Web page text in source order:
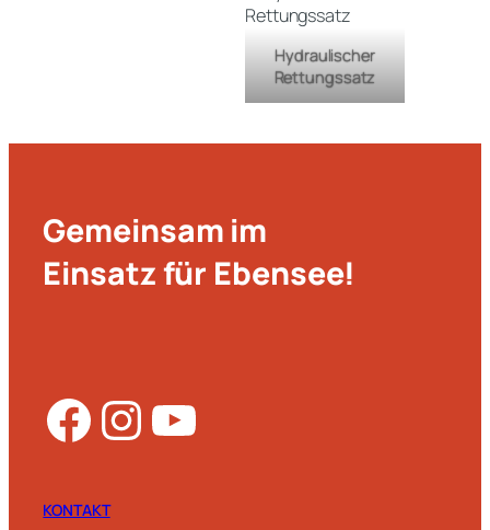
Hydraulischer
Rettungssatz
Gemeinsam im
Einsatz für Ebensee!
Facebook InstagramYouTube
KONTAKT